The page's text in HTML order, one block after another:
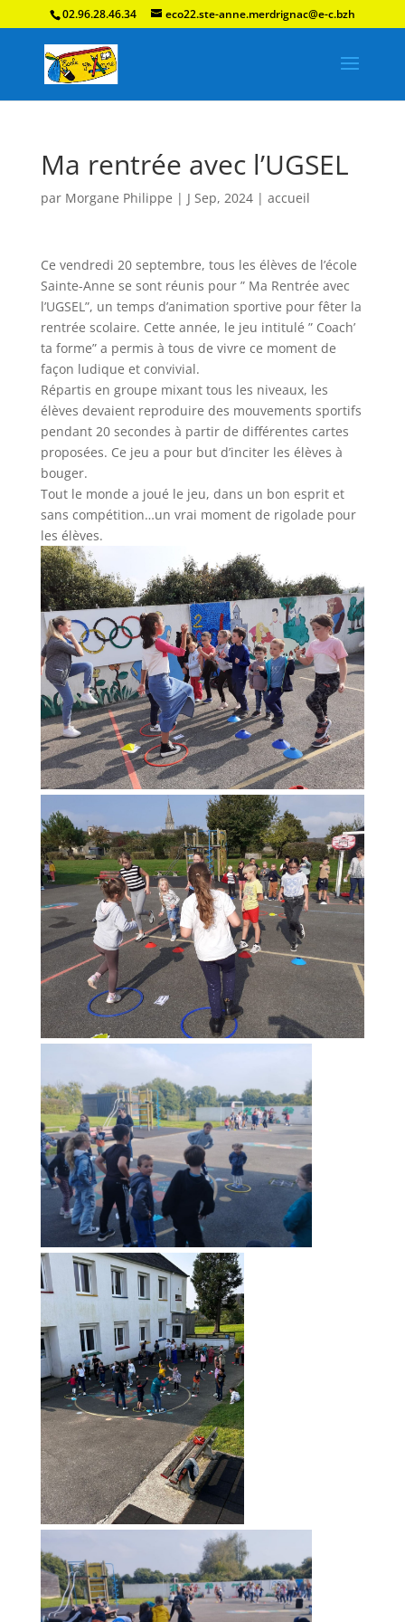
02.96.28.46.34 eco22.ste-anne.merdrignac@e-c.bzh
Ma rentrée avec l’UGSEL
par Morgane Philippe | J Sep, 2024| accueil
Ce vendredi 20 septembre, tous les élèves de l’école
Sainte-Anne se sont réunis pour ” Ma Rentrée avec
l’UGSEL”, un temps d’animation sportive pour fêter la
rentrée scolaire. Cette année, le jeu intitulé ” Coach’
ta forme” a permis à tous de vivre ce moment de
façon ludique et convivial.
Répartis en groupe mixant tous les niveaux, les
élèves devaient reproduire des mouvements sportifs
pendant 20 secondes à partir de différentes cartes
proposées. Ce jeu a pour but d’inciter les élèves à
bouger.
Tout le monde a joué le jeu, dans un bon esprit et
sans compétition…un vrai moment de rigolade pour
les élèves.